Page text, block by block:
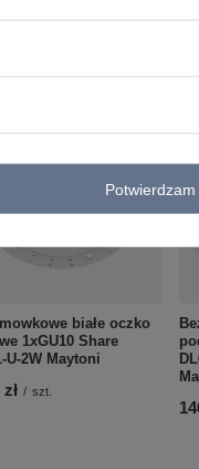
białe oczko
1xGU10 Share
U-2W Maytoni
/ szt.